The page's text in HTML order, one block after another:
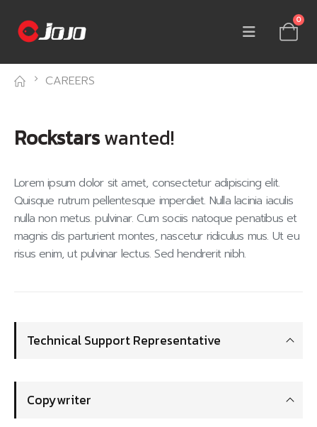
0
CAREERS
Rockstarswanted!
Lorem ipsum dolor sit amet, consectetur adipiscing elit.
Quisque rutrum pellentesque imperdiet. Nulla lacinia iaculis
nulla non metus. pulvinar. Cum sociis natoque penatibus et
magnis dis parturient montes, nascetur ridiculus mus. Ut eu
risus enim, ut pulvinar lectus. Sed hendrerit nibh.
Technical Support Representative
Copywriter